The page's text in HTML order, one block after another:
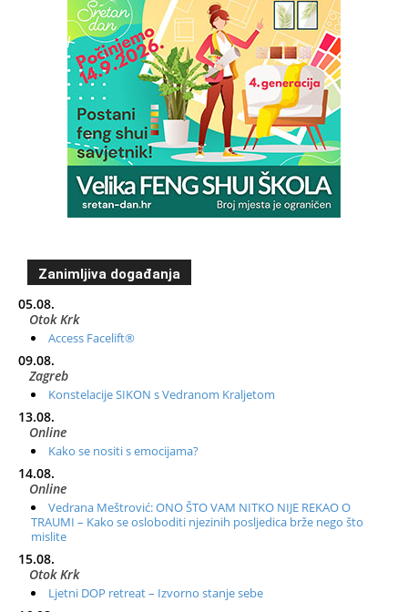
Zanimljiva događanja
05.08.
Otok Krk
Access Facelift®
09.08.
Zagreb
Konstelacije SIKON s Vedranom Kraljetom
13.08.
Online
Kako se nositi s emocijama?
14.08.
Online
Vedrana Meštrović: ONO ŠTO VAM NITKO NIJE REKAO O
TRAUMI – Kako se osloboditi njezinih posljedica brže nego što
mislite
15.08.
Otok Krk
Ljetni DOP retreat – Izvorno stanje sebe